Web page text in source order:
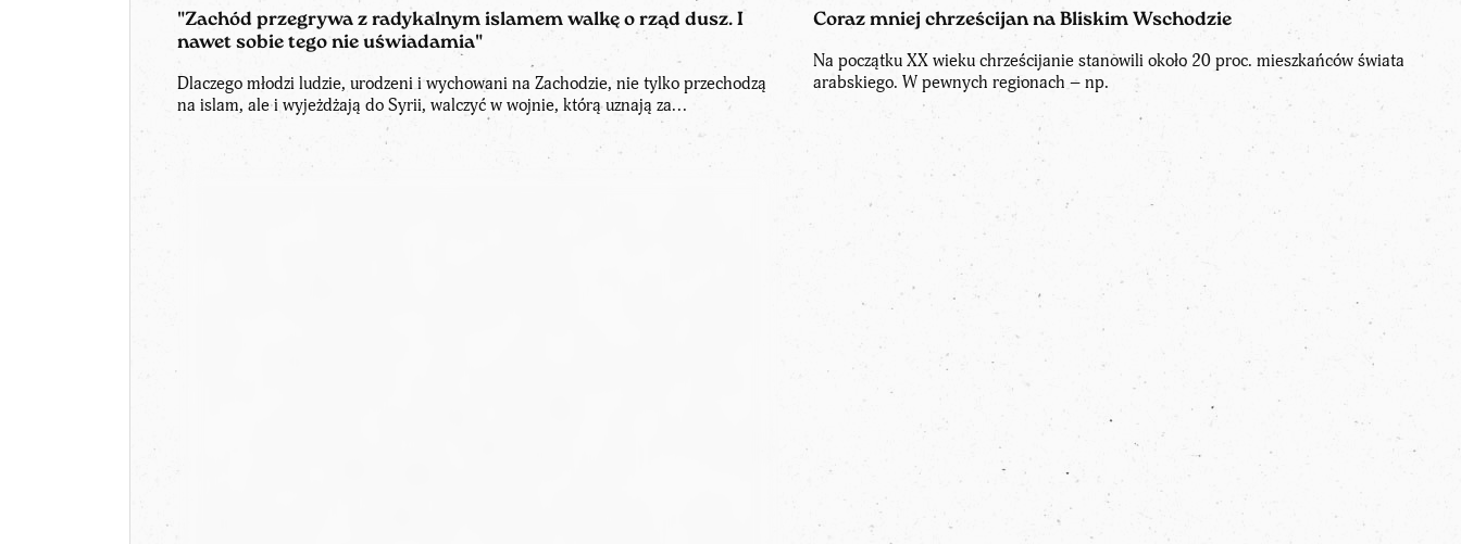
"Zachód przegrywa z radykalnym islamem walkę o rząd dusz. I
nawet sobie tego nie uświadamia"
Dlaczego młodzi ludzie, urodzeni i wychowani na Zachodzie, nie tylko przechodzą
na islam, ale i wyjeżdżają do Syrii, walczyć w wojnie, którą uznają za...
Coraz mniej chrześcijan na Bliskim Wschodzie
Na początku XX wieku chrześcijanie stanowili około 20 proc. mieszkańców świata
arabskiego. W pewnych regionach – np.